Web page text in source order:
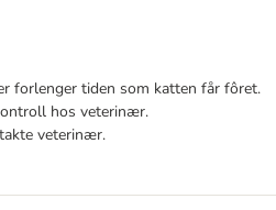
forlenger tiden som katten får fôret.
hos veterinær.
veterinær.